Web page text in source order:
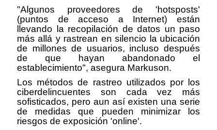
"Algunos proveedores de 'hotsposts'
(puntos de acceso a Internet) están
llevando la recopilación de datos un paso
más allá y rastrean en silencio la ubicación
de millones de usuarios, incluso después
de que hayan abandonado el
establecimiento", asegura Markuson.
Los métodos de rastreo utilizados por los
ciberdelincuentes son cada vez más
sofisticados, pero aun así existen una serie
de medidas que pueden minimizar los
riesgos de exposición 'online'.